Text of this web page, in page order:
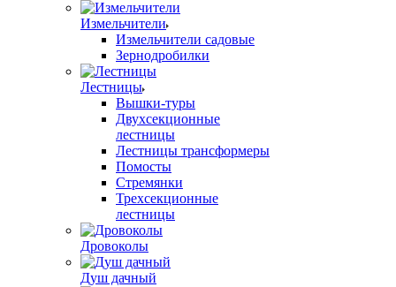
Измельчители
Измельчители садовые
Зернодробилки
Лестницы
Вышки-туры
Двухсекционные
лестницы
Лестницы трансформеры
Помосты
Стремянки
Трехсекционные
лестницы
Дровоколы
Душ дачный